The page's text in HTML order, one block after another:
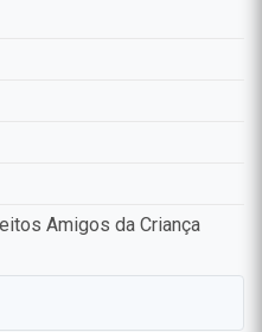
Amigos da Criança